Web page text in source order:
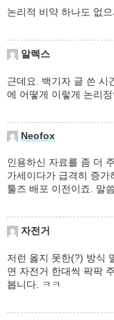
논리적 비약 하나도 없
알렉스
근데요. 백기자 글 쓴 시
에 어떻게 이렇게 논리
Neofox
인용하신 자료를 좀 더
가세이다가 급격히 증
툴즈 배포 이전이죠. 말
자전거
저런 옳지 못한(?) 방식
면 자전거 한대씩 팍팍
봅니다. ㅋㅋ